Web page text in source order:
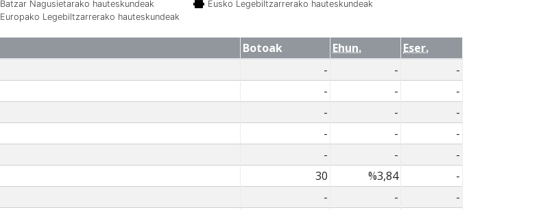
Batzar Nagusietarako hauteskundeak
Eusko Legebiltzarrerako hauteskundeak
Europako Legebiltzarrerako hauteskundeak
Botoak Ehun.
Eser.
- -
-
- -
-
- -
-
- -
-
- -
-
30 %3,84
-
- -
-